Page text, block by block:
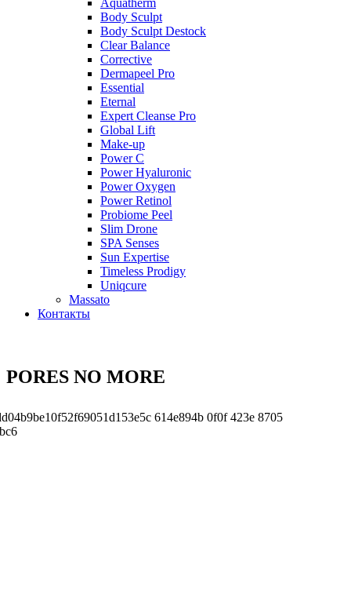
Aquatherm
Body Sculpt
Body Sculpt Destock
Clear Balance
Corrective
Dermapeel Pro
Essential
Eternal
Expert Cleanse Pro
Global Lift
Make-up
Power C
Power Hyaluronic
Power Oxygen
Power Retinol
Probiome Peel
Slim Drone
SPA Senses
Sun Expertise
Timeless Prodigy
Uniqcure
Massato
Контакты
PORES NO MORE